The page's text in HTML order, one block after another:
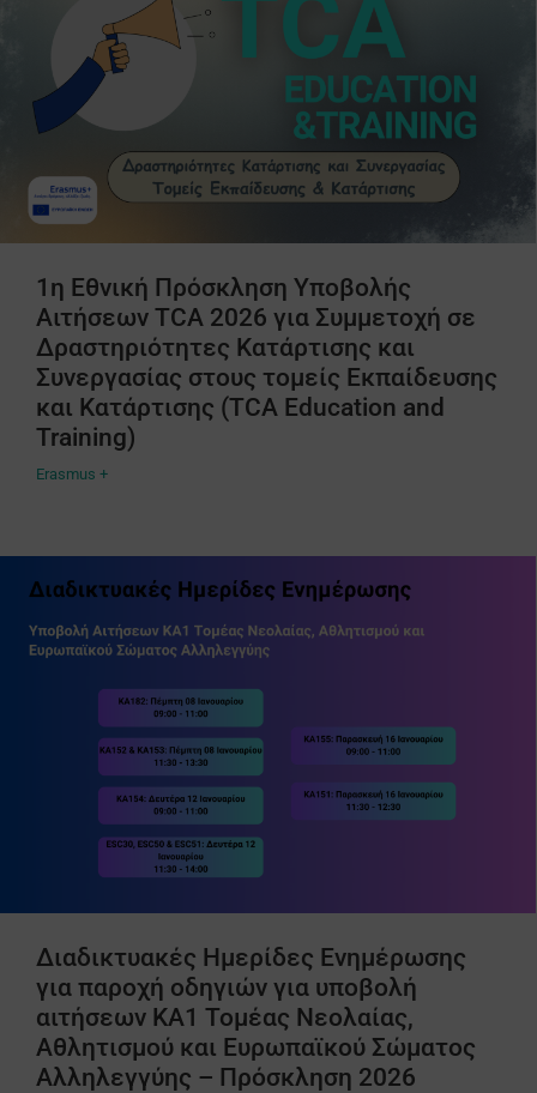
1η Εθνική Πρόσκληση Υποβολής
Αιτήσεων TCA 2026 για Συμμετοχή σε
Δραστηριότητες Κατάρτισης και
Συνεργασίας στους τομείς Εκπαίδευσης
και Κατάρτισης (TCA Education and
Training)
Erasmus +
Διαδικτυακές Ημερίδες Ενημέρωσης
για παροχή οδηγιών για υποβολή
αιτήσεων ΚΑ1 Τομέας Νεολαίας,
Αθλητισμού και Ευρωπαϊκού Σώματος
Αλληλεγγύης – Πρόσκληση 2026